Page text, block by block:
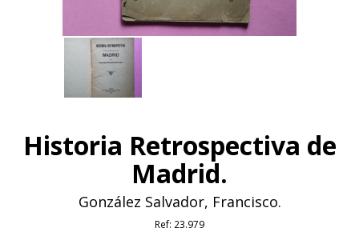
Historia Retrospectiva de
Madrid.
González Salvador, Francisco.
Ref: 23.979